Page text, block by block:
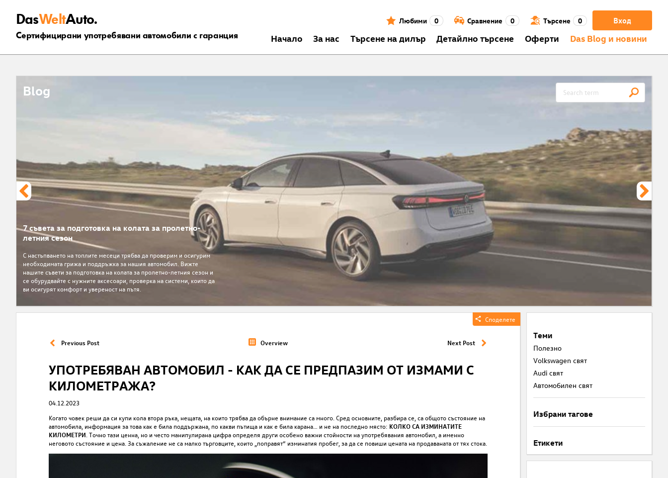
DasWeltAuto.
Сертифицирани употребявани автомобили с гаранция
Вход
Любими 0 Сравнение 0 Търсене 0
Началo За нас Търсене на дилър Детайлно търсене Оферти Das Blog и новини
Blog
7 съвета за подготовка на колата за пролетно-
летния сезон
С настъпването на топлите месеци трябва да проверим и oсигурим
необходимата грижа и поддръжка за нашия автомобил. Вижте
нашите съвети за подготовка на колата за пролетно-летния сезон и
се обурудвайте с нужните аксесоари, проверка на системи, които да
ви осигурят комфорт и увереност на пътя.
Споделете
Previous Post Overview Next Post
УПОТРЕБЯВАН АВТОМОБИЛ - КАК ДА СЕ ПРЕДПАЗИМ ОТ ИЗМАМИ С
КИЛОМЕТРАЖА?
04.12.2023
Когато човек реши да си купи кола втора ръка, нещата, на които трябва да обърне внимание са много. Сред основните, разбира се, са общото състояние на
автомобила, информация за това как е била поддържана, по какви пътища и как е била карана… и не на последно място: КОЛКО СА ИЗМИНАТИТЕ
КИЛОМЕТРИ . Точно тази ценна, но и често манипулирана цифра определя други особено важни стойности на употребявания автомобил, а именно
неговото състояние и цена. За съжаление не са малко търговците, които „поправят“ изминатия пробег, за да се повиши цената на продаваната от тях стока.
Теми
Полезнo
Volkswagen свят
Audi свят
Автомобилен свят
Избрани тагове
Етикети